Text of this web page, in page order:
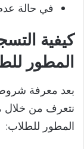
في حالة
كيفية
المطور
بعد معرفة
نتعرف من خلال
المطور للطلاب: